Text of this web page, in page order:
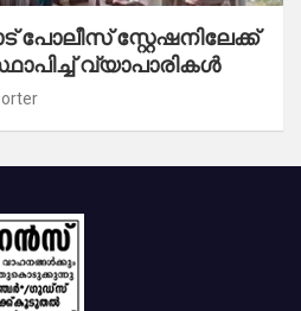
പോലീസ് സ്റ്റേഷനിലേക്ക്
വ്യാപാരികൾ